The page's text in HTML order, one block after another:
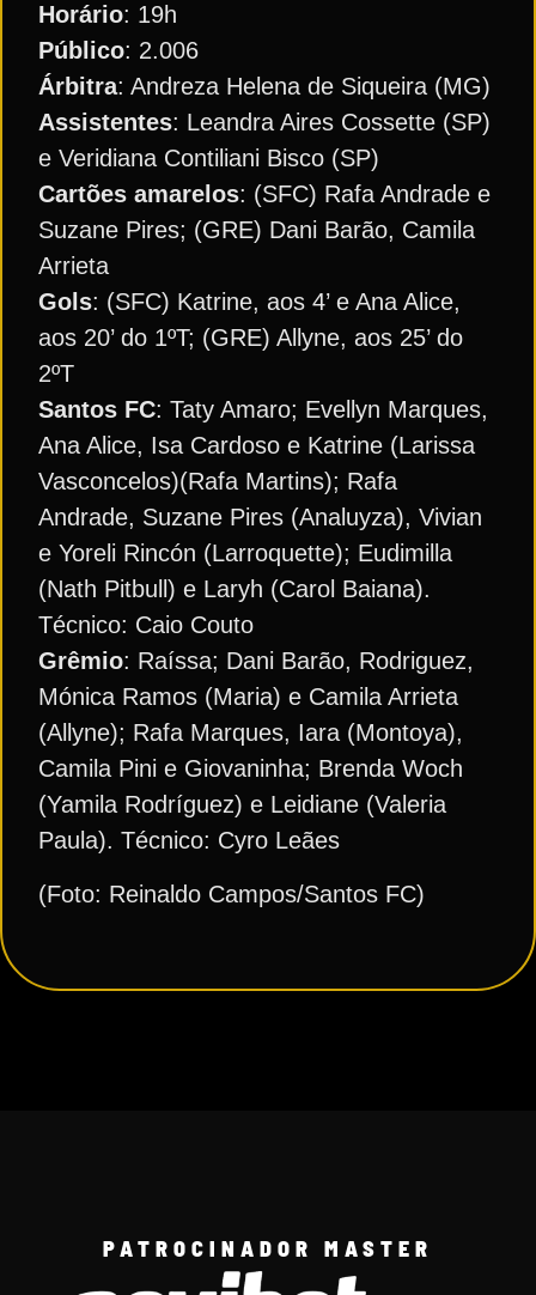
Horário: 19h
Público: 2.006
Árbitra: Andreza Helena de Siqueira (MG)
Assistentes: Leandra Aires Cossette (SP)
e Veridiana Contiliani Bisco (SP)
Cartões amarelos: (SFC) Rafa Andrade e
Suzane Pires; (GRE) Dani Barão, Camila
Arrieta
Gols: (SFC) Katrine, aos 4’ e Ana Alice,
aos 20’ do 1ºT; (GRE) Allyne, aos 25’ do
2ºT
Santos FC: Taty Amaro; Evellyn Marques,
Ana Alice, Isa Cardoso e Katrine (Larissa
Vasconcelos)(Rafa Martins); Rafa
Andrade, Suzane Pires (Analuyza), Vivian
e Yoreli Rincón (Larroquette); Eudimilla
(Nath Pitbull) e Laryh (Carol Baiana).
Técnico: Caio Couto
Grêmio: Raíssa; Dani Barão, Rodriguez,
Mónica Ramos (Maria) e Camila Arrieta
(Allyne); Rafa Marques, Iara (Montoya),
Camila Pini e Giovaninha; Brenda Woch
(Yamila Rodríguez) e Leidiane (Valeria
Paula). Técnico: Cyro Leães
(Foto: Reinaldo Campos/Santos FC)
PATROCINADOR MASTER